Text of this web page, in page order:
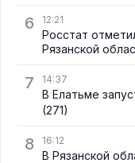
6 12:21
Росстат
Рязанской
7 14:37
В Елатьме
(271)
8 16:12
В Рязанской